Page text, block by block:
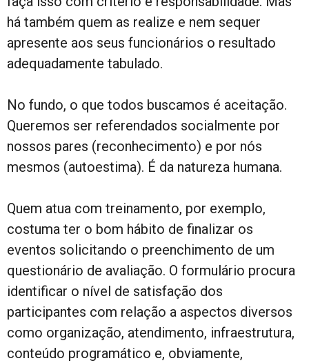
há também quem as realize e nem sequer
apresente aos seus funcionários o resultado
adequadamente tabulado.
No fundo, o que todos buscamos é aceitação.
Queremos ser referendados socialmente por
nossos pares (reconhecimento) e por nós
mesmos (autoestima). É da natureza humana.
Quem atua com treinamento, por exemplo,
costuma ter o bom hábito de finalizar os
eventos solicitando o preenchimento de um
questionário de avaliação. O formulário procura
identificar o nível de satisfação dos
participantes com relação a aspectos diversos
como organização, atendimento, infraestrutura,
conteúdo programático e, obviamente,